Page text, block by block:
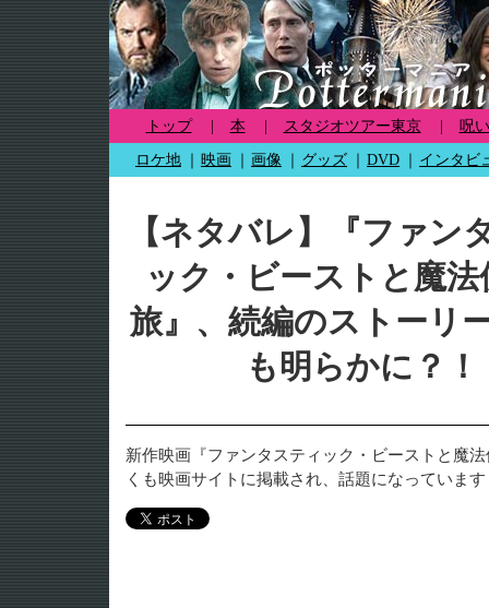
トップ 本 スタジオツアー東京 呪
ロケ地 映画 画像 グッズ DVD インタビ
【ネタバレ】『ファン
ック・ビーストと魔法
旅』、続編のストーリ
も明らかに？！
新作映画『ファンタスティック・ビーストと魔
くも映画サイトに掲載され、話題になっていま